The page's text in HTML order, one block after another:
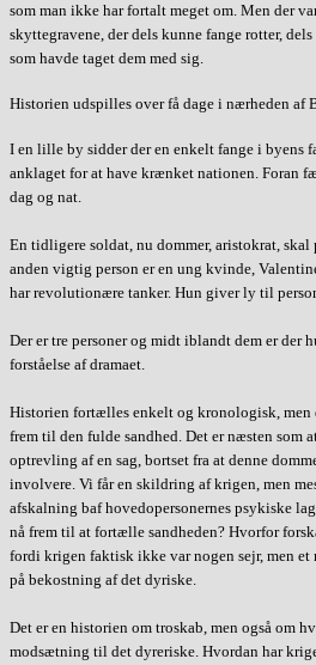
som man ikke har fortalt meget om. Men der
skyttegravene, der dels kunne fange rotter,
som havde taget dem med sig.
Historien udspilles over få dage i nærheden af
I en lille by sidder der en enkelt fange i byens
anklaget for at have krænket nationen. Foran
dag og nat.
En tidligere soldat, nu dommer, aristokrat, skal
anden vigtig person er en ung kvinde,
har revolutionære tanker. Hun giver ly til
Der er tre personer og midt iblandt dem er der
forståelse af dramaet.
Historien fortælles enkelt og kronologisk, men
frem til den fulde sandhed. Det er næsten som
optrevling af en sag, bortset fra at denne
involvere. Vi får en skildring af krigen, men
afskalning baf hovedopersonernes psykiske
nå frem til at fortælle sandheden? Hvorfor
fordi krigen faktisk ikke var nogen sejr, men et
på bekostning af det dyriske.
Det er en historien om troskab, men også om
modsætning til det dyreriske. Hvordan har